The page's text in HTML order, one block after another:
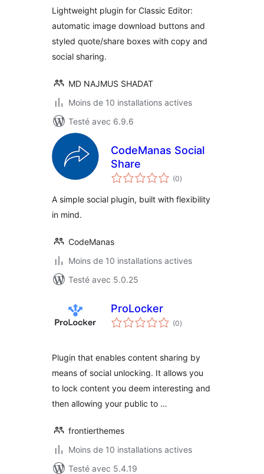
Lightweight plugin for Classic Editor:
automatic image download buttons and
styled quote/share boxes with copy and
social sharing.
MD NAJMUS SHADAT
Moins de 10 installations actives
Testé avec 6.9.6
CodeManas Social
Share
(0notes
en
)
A simple social plugin, built with flexibility
in mind.
CodeManas
Moins de 10 installations actives
Testé avec 5.0.25
ProLocker
(0notes
en
)
Plugin that enables content sharing by
means of social unlocking. It allows you
to lock content you deem interesting and
then allowing your public to …
frontierthemes
Moins de 10 installations actives
Testé avec 5.4.19